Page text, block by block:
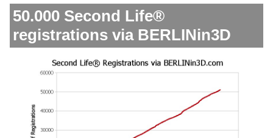
50.000 Second Life®
registrations via BERLINin3D